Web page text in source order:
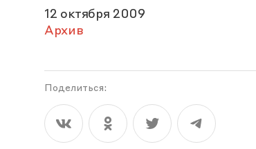
12 октября 2009
Архив
Поделиться: